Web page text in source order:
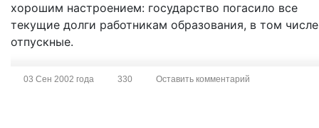
хорошим настроением: государство погасило все
текущие долги работникам образования, в том
отпускные.
03 Сен 2002 года 330 Оставить комментарий